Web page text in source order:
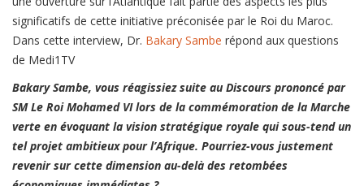
significatifs de cette initiative préconisée par le Roi du Maroc.
Dans cette interview, Dr. Bakary Sambe répond aux questions
de Medi1TV
Bakary Sambe, vous réagissiez suite au Discours prononcé par
SM Le Roi Mohamed VI lors de la commémoration de la Marche
verte en évoquant la vision stratégique royale qui sous-tend un
tel projet ambitieux pour l’Afrique. Pourriez-vous justement
revenir sur cette dimension au-delà des retombées